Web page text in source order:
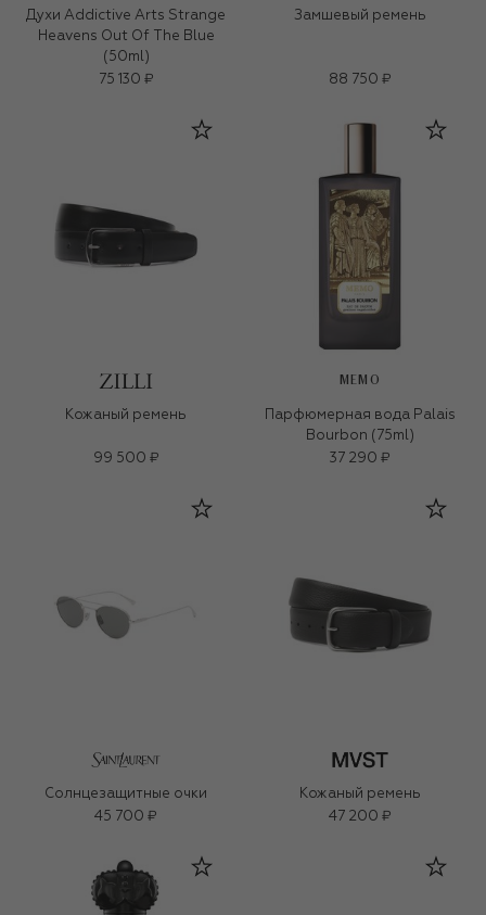
Духи Addictive Arts Strange
Heavens Out Of The Blue
(50ml)
75 130 ₽
Замшевый ремень
88 750 ₽
Кожаный ремень
99 500 ₽
MEMO
Парфюмерная вода Palais
Bourbon (75ml)
37 290 ₽
Солнцезащитные очки
45 700 ₽
Кожаный ремень
47 200 ₽